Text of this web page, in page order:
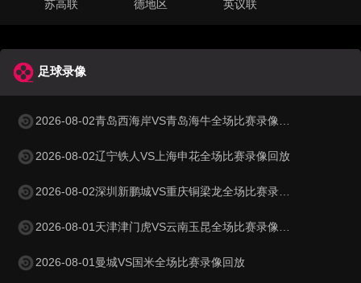
苏高联 德地区 英议联
足球录像
2026-08-02青岛西海岸VS青岛海牛全场比赛录像回放
2026-08-02辽宁铁人VS上海申花全场比赛录像回放
2026-08-02深圳新鹏城VS重庆铜梁龙全场比赛录像回放
2026-08-01天津津门虎VS云南玉昆全场比赛录像回放
2026-08-01曼城VS国米全场比赛录像回放